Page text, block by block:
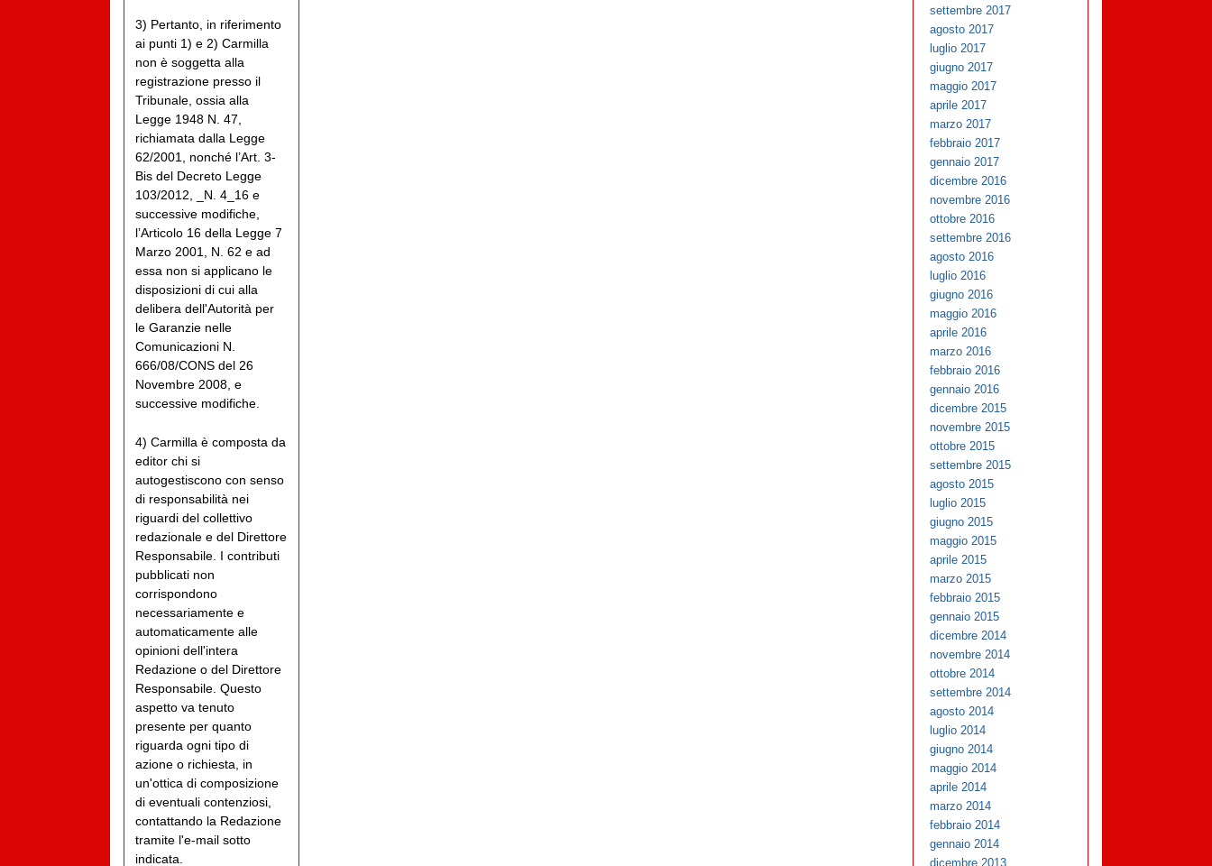
3) Pertanto, in riferimento
ai punti 1) e 2) Carmilla
non è soggetta alla
registrazione presso il
Tribunale, ossia alla
Legge 1948 N. 47,
richiamata dalla Legge
62/2001, nonché l’Art. 3-
Bis del Decreto Legge
103/2012, _N. 4_16 e
successive modifiche,
l’Articolo 16 della Legge 7
Marzo 2001, N. 62 e ad
essa non si applicano le
disposizioni di cui alla
delibera dell'Autorità per
le Garanzie nelle
Comunicazioni N.
666/08/CONS del 26
Novembre 2008, e
successive modifiche.
4) Carmilla è composta da
editor chi si
autogestiscono con senso
di responsabilità nei
riguardi del collettivo
redazionale e del Direttore
Responsabile. I contributi
pubblicati non
corrispondono
necessariamente e
automaticamente alle
opinioni dell'intera
Redazione o del Direttore
Responsabile. Questo
aspetto va tenuto
presente per quanto
riguarda ogni tipo di
azione o richiesta, in
un'ottica di composizione
di eventuali contenziosi,
contattando la Redazione
tramite l'e-mail sotto
indicata.
settembre 2017
agosto 2017
luglio 2017
giugno 2017
maggio 2017
aprile 2017
marzo 2017
febbraio 2017
gennaio 2017
dicembre 2016
novembre 2016
ottobre 2016
settembre 2016
agosto 2016
luglio 2016
giugno 2016
maggio 2016
aprile 2016
marzo 2016
febbraio 2016
gennaio 2016
dicembre 2015
novembre 2015
ottobre 2015
settembre 2015
agosto 2015
luglio 2015
giugno 2015
maggio 2015
aprile 2015
marzo 2015
febbraio 2015
gennaio 2015
dicembre 2014
novembre 2014
ottobre 2014
settembre 2014
agosto 2014
luglio 2014
giugno 2014
maggio 2014
aprile 2014
marzo 2014
febbraio 2014
gennaio 2014
dicembre 2013